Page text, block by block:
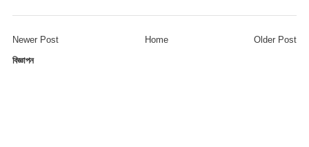
Newer Post Older Post
Home
বিজ্ঞাপন